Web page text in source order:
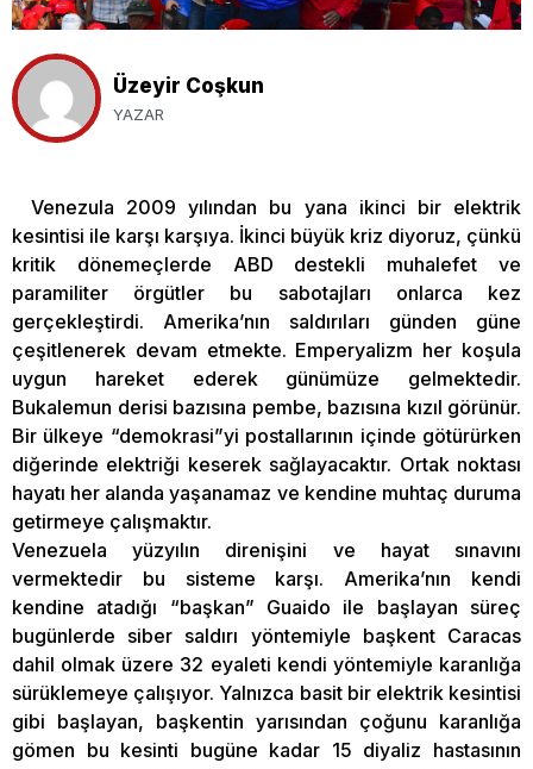
Üzeyir Coşkun
YAZAR
Venezula 2009 yılından bu yana ikinci bir elektrik
kesintisi ile karşı karşıya. İkinci büyük kriz diyoruz, çünkü
kritik dönemeçlerde ABD destekli muhalefet ve
paramiliter örgütler bu sabotajları onlarca kez
gerçekleştirdi. Amerika’nın saldırıları günden güne
çeşitlenerek devam etmekte. Emperyalizm her koşula
uygun hareket ederek günümüze gelmektedir.
Bukalemun derisi bazısına pembe, bazısına kızıl görünür.
Bir ülkeye “demokrasi”yi postallarının içinde götürürken
diğerinde elektriği keserek sağlayacaktır. Ortak noktası
hayatı her alanda yaşanamaz ve kendine muhtaç duruma
getirmeye çalışmaktır.
Venezuela yüzyılın direnişini ve hayat sınavını
vermektedir bu sisteme karşı. Amerika’nın kendi
kendine atadığı “başkan” Guaido ile başlayan süreç
bugünlerde siber saldırı yöntemiyle başkent Caracas
dahil olmak üzere 32 eyaleti kendi yöntemiyle karanlığa
sürüklemeye çalışıyor. Yalnızca basit bir elektrik kesintisi
gibi başlayan, başkentin yarısından çoğunu karanlığa
gömen bu kesinti bugüne kadar 15 diyaliz hastasının